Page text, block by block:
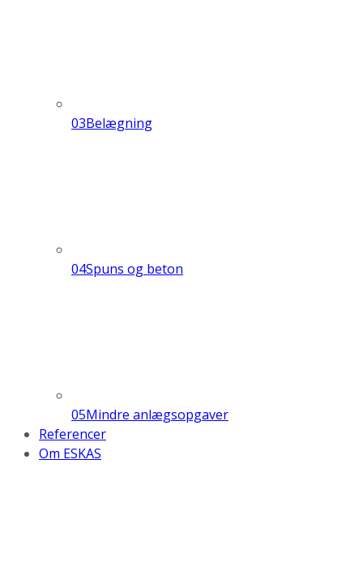
03Belægning
04Spuns og beton
05Mindre anlægsopgaver
Referencer
Om ESKAS